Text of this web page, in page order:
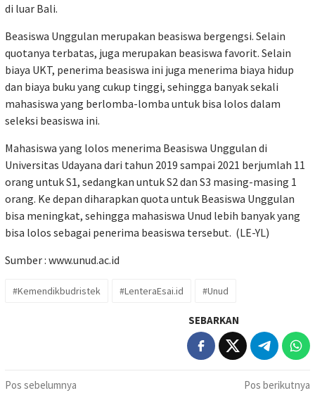
di luar Bali.
Beasiswa Unggulan merupakan beasiswa bergengsi. Selain
quotanya terbatas, juga merupakan beasiswa favorit. Selain
biaya UKT, penerima beasiswa ini juga menerima biaya hidup
dan biaya buku yang cukup tinggi, sehingga banyak sekali
mahasiswa yang berlomba-lomba untuk bisa lolos dalam
seleksi beasiswa ini.
Mahasiswa yang lolos menerima Beasiswa Unggulan di
Universitas Udayana dari tahun 2019 sampai 2021 berjumlah 11
orang untuk S1, sedangkan untuk S2 dan S3 masing-masing 1
orang. Ke depan diharapkan quota untuk Beasiswa Unggulan
bisa meningkat, sehingga mahasiswa Unud lebih banyak yang
bisa lolos sebagai penerima beasiswa tersebut. (LE-YL)
Sumber : www.unud.ac.id
#Kemendikbudristek #LenteraEsai.id #Unud
SEBARKAN
Navigasi
Pos sebelumnya
Pos berikutnya